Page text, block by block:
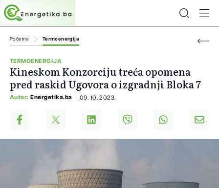
Početna Termoenergija
TERMOENERGIJA
Kineskom Konzorciju treća opomena
pred raskid Ugovora o izgradnji Bloka 7
Autor: Energetika.ba 09. 10. 2023.